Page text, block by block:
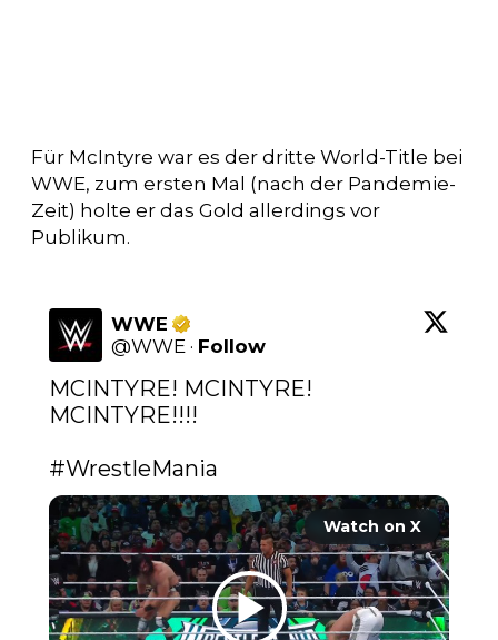
Für McIntyre war es der dritte World-Title bei
WWE, zum ersten Mal (nach der Pandemie-
Zeit) holte er das Gold allerdings vor
Publikum.
WWE
@WWE · Follow
MCINTYRE! MCINTYRE!
MCINTYRE!!!!
#WrestleMania
Watch on X